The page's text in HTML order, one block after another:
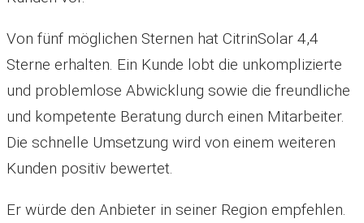
Von fünf möglichen Sternen hat CitrinSolar 4,4
Sterne erhalten. Ein Kunde lobt die unkomplizierte
und problemlose Abwicklung sowie die freundliche
und kompetente Beratung durch einen Mitarbeiter.
Die schnelle Umsetzung wird von einem weiteren
Kunden positiv bewertet.
Er würde den Anbieter in seiner Region empfehlen.